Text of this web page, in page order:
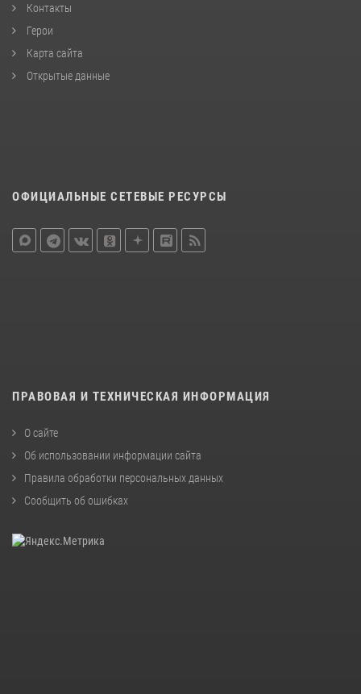
Контакты
Герои
Карта сайта
Открытые данные
ОФИЦИАЛЬНЫЕ СЕТЕВЫЕ РЕСУРСЫ
ПРАВОВАЯ И ТЕХНИЧЕСКАЯ ИНФОРМАЦИЯ
О сайте
Об использовании информации сайта
Правила обработки персональных данных
Сообщить об ошибках